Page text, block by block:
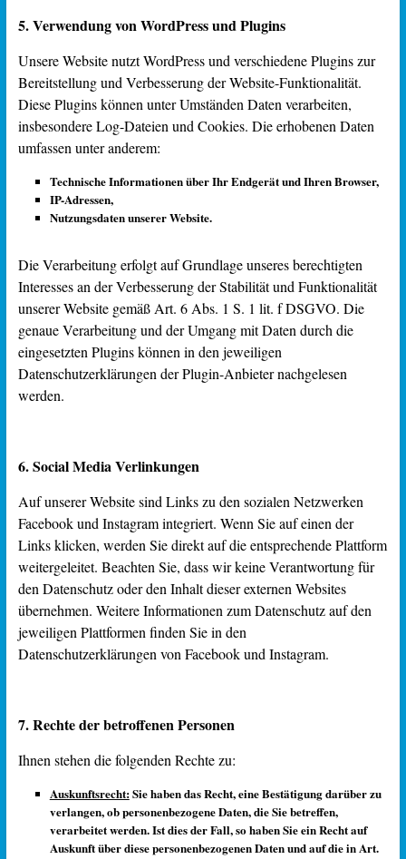
5. Verwendung von WordPress und Plugins
Unsere Website nutzt WordPress und verschiedene Plugins zur
Bereitstellung und Verbesserung der Website-Funktionalität.
Diese Plugins können unter Umständen Daten verarbeiten,
insbesondere Log-Dateien und Cookies. Die erhobenen Daten
umfassen unter anderem:
Technische Informationen über Ihr Endgerät und Ihren Browser,
IP-Adressen,
Nutzungsdaten unserer Website.
Die Verarbeitung erfolgt auf Grundlage unseres berechtigten
Interesses an der Verbesserung der Stabilität und Funktionalität
unserer Website gemäß Art. 6 Abs. 1 S. 1 lit. f DSGVO. Die
genaue Verarbeitung und der Umgang mit Daten durch die
eingesetzten Plugins können in den jeweiligen
Datenschutzerklärungen der Plugin-Anbieter nachgelesen
werden.
6. Social Media Verlinkungen
Auf unserer Website sind Links zu den sozialen Netzwerken
Facebook und Instagram integriert. Wenn Sie auf einen der
Links klicken, werden Sie direkt auf die entsprechende Plattform
weitergeleitet. Beachten Sie, dass wir keine Verantwortung für
den Datenschutz oder den Inhalt dieser externen Websites
übernehmen. Weitere Informationen zum Datenschutz auf den
jeweiligen Plattformen finden Sie in den
Datenschutzerklärungen von Facebook und Instagram.
7. Rechte der betroffenen Personen
Ihnen stehen die folgenden Rechte zu:
Auskunftsrecht:Sie haben das Recht, eine Bestätigung darüber zu
verlangen, ob personenbezogene Daten, die Sie betreffen,
verarbeitet werden. Ist dies der Fall, so haben Sie ein Recht auf
Auskunft über diese personenbezogenen Daten und auf die in Art.